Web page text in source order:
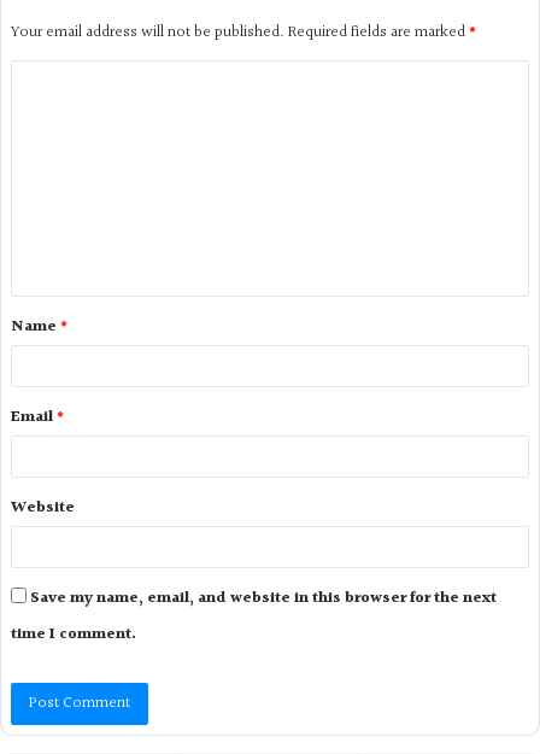
Your email address will not be published. Required fields are marked*
Name *
Email*
Website
Save my name, email, and website in this browser for the next
time I comment.